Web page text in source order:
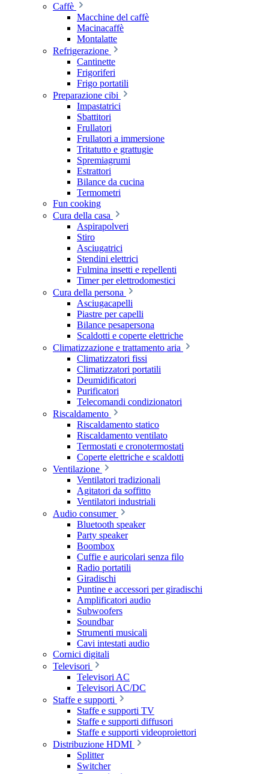
Caffè
Macchine del caffè
Macinacaffè
Montalatte
Refrigerazione
Cantinette
Frigoriferi
Frigo portatili
Preparazione cibi
Impastatrici
Sbattitori
Frullatori
Frullatori a immersione
Tritatutto e grattugie
Spremiagrumi
Estrattori
Bilance da cucina
Termometri
Fun cooking
Cura della casa
Aspirapolveri
Stiro
Asciugatrici
Stendini elettrici
Fulmina insetti e repellenti
Timer per elettrodomestici
Cura della persona
Asciugacapelli
Piastre per capelli
Bilance pesapersona
Scaldotti e coperte elettriche
Climatizzazione e trattamento aria
Climatizzatori fissi
Climatizzatori portatili
Deumidificatori
Purificatori
Telecomandi condizionatori
Riscaldamento
Riscaldamento statico
Riscaldamento ventilato
Termostati e cronotermostati
Coperte elettriche e scaldotti
Ventilazione
Ventilatori tradizionali
Agitatori da soffitto
Ventilatori industriali
Audio consumer
Bluetooth speaker
Party speaker
Boombox
Cuffie e auricolari senza filo
Radio portatili
Giradischi
Puntine e accessori per giradischi
Amplificatori audio
Subwoofers
Soundbar
Strumenti musicali
Cavi intestati audio
Cornici digitali
Televisori
Televisori AC
Televisori AC/DC
Staffe e supporti
Staffe e supporti TV
Staffe e supporti diffusori
Staffe e supporti videoproiettori
Distribuzione HDMI
Splitter
Switcher